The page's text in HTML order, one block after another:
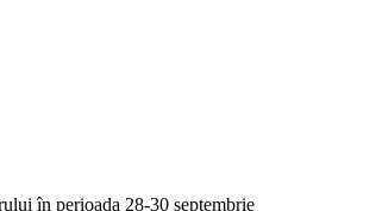
în perioada 28-30 septembrie